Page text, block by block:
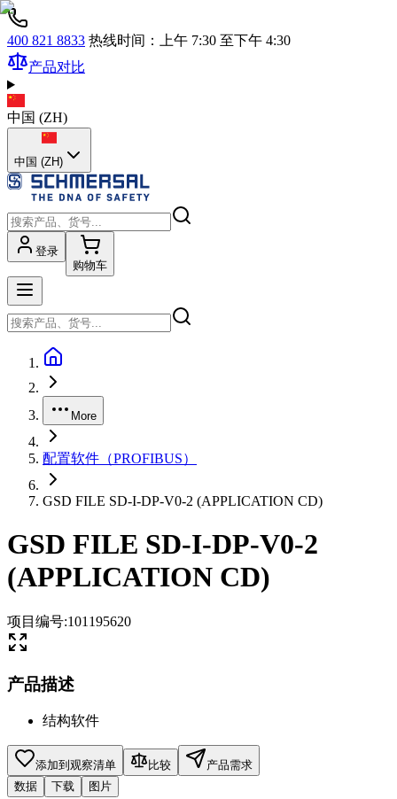
400 821 8833 热线时间：上午 7:30 至下午 4:30
产品对比
中国 (ZH)
中国 (ZH)
登录
购物车
More
配置软件（PROFIBUS）
GSD FILE SD-I-DP-V0-2 (APPLICATION CD)
GSD FILE SD-I-DP-V0-2
(APPLICATION CD)
项目编号:101195620
产品描述
结构软件
添加到观察清单 比较
产品需求
数据
下载 图片